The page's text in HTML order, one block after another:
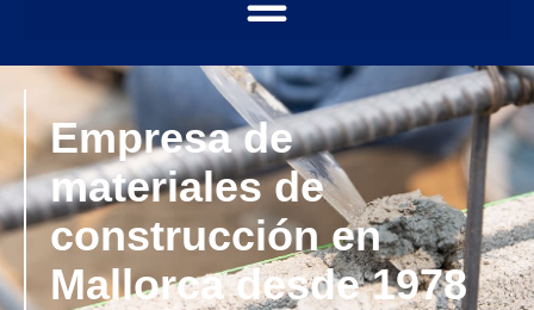
Empresa de
materiales de
construcción en
Mallorca desde 1978